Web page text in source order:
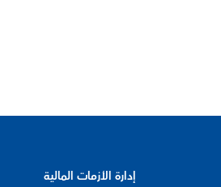
إدارة الأزمات المالية